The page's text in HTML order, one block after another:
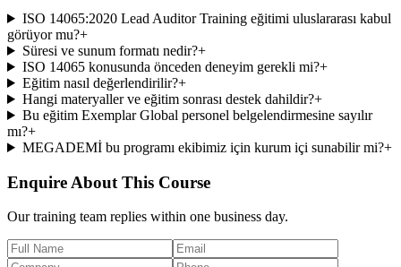
ISO 14065:2020 Lead Auditor Training eğitimi uluslararası kabul
görüyor mu?+
Süresi ve sunum formatı nedir?+
ISO 14065 konusunda önceden deneyim gerekli mi?+
Eğitim nasıl değerlendirilir?+
Hangi materyaller ve eğitim sonrası destek dahildir?+
Bu eğitim Exemplar Global personel belgelendirmesine sayılır
mı?+
MEGADEMİ bu programı ekibimiz için kurum içi sunabilir mi?+
Enquire About This Course
Our training team replies within one business day.